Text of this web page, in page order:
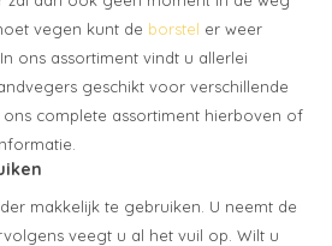
vegen kunt de borstel er weer
ons assortiment vindt u allerlei
geschikt voor verschillende
complete assortiment hierboven of
makkelijk te gebruiken. U neemt de
veegt u al het vuil op. Wilt u